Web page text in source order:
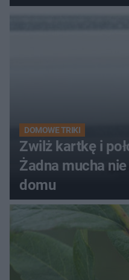
DOMOWE TRIKI
Zwilż kartkę i
Żadna mucha
domu